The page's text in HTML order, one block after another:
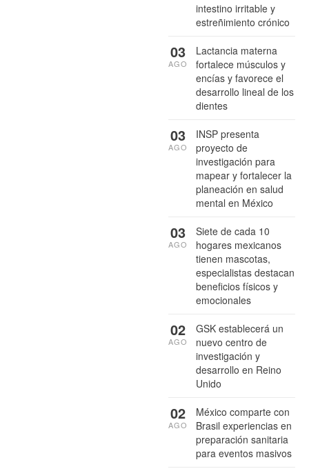
intestino irritable y
estreñimiento crónico
Lactancia materna
fortalece músculos y
encías y favorece el
desarrollo lineal de los
dientes
03
AGO
INSP presenta
proyecto de
investigación para
mapear y fortalecer la
planeación en salud
mental en México
03
AGO
Siete de cada 10
hogares mexicanos
tienen mascotas,
especialistas destacan
beneficios físicos y
emocionales
03
AGO
GSK establecerá un
nuevo centro de
investigación y
desarrollo en Reino
Unido
02
AGO
México comparte con
Brasil experiencias en
preparación sanitaria
para eventos masivos
02
AGO